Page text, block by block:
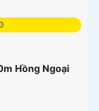
Hồng Ngoại